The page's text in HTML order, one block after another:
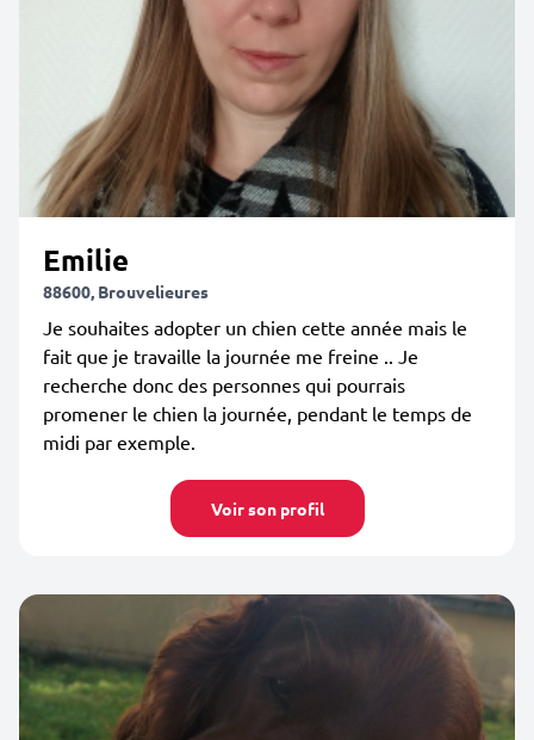
Emilie
88600, Brouvelieures
Je souhaites adopter un chien cette année mais le
fait que je travaille la journée me freine .. Je
recherche donc des personnes qui pourrais
promener le chien la journée, pendant le temps de
midi par exemple.
Voir son profil